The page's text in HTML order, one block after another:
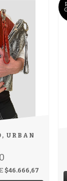
URBAN
$46.666,67